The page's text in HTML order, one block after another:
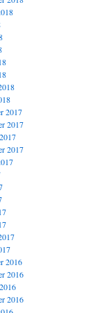
2017
2017
2017
2016
2016
2016